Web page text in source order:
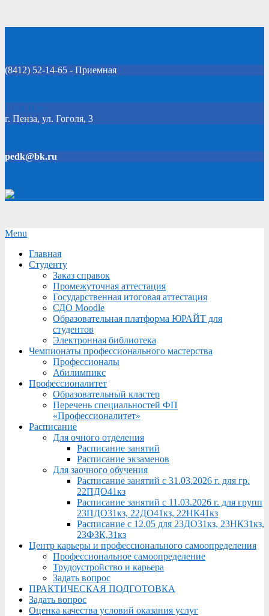
(8412) 52-14-65 - Приемная
Click Here
г. Пенза, ул. Гоголя, 3
pedk@bk.ru
Secondary
Menu
Menu
Главная
Студенту
Заказ справок
Промежуточная аттестация
Государственная итоговая аттестация
СДО Moodle
Образовательная платформа ЮРАЙТ для
студентов
Электронная библиотека
Чемпионаты профессионального мастерства
Профессионалы
Абилимпикс
Профессионалитет
Образовательный кластер
Перечень специальностей ФП
«Профессионалитет»
Расписание
Для очного отделения
Расписание занятий
Расписание экзаменов
Для заочного обучения
Расписание занятий с 31.03.2026 г. для гр.
22ПДО41кз
Расписание занятий с 11.03.2026 г. для групп
23ПДО31кз, 22ДО41кз, 22НК41кз
Расписание с 12.05 для 23ДО31кз, 23НК31кз,
23ФЗК,31кз
Центр карьеры и профессионального самоопределения
Профессиональное самоопределение
Трудоустройство и карьера
Задать вопрос
ПРАКТИЧЕСКАЯ ПОДГОТОВКА
Задать вопрос
Оценка качества условий оказания услуг